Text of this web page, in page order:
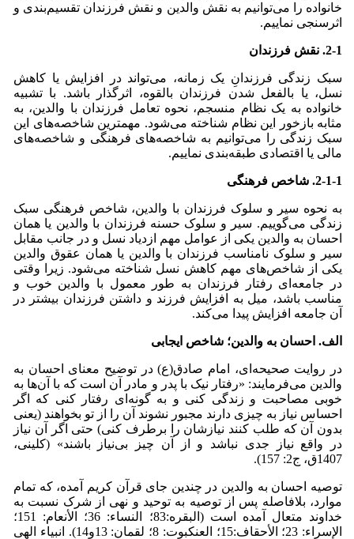
خانواده را می‌توانیم به نقش والدین و نقش فرزندان تقسیم‌بندی و
اثرسنجی نماییم.
2-1. نقش فرزندان
سبک زندگی فرزندانِ یک زمانه، می‌تواند در افزایش یا کاهش
نسل، یا بالفعل شدن فرزندان بالقوه، اثرگذار باشد. با تشبیه
خانواده به یک نظام منسجم، نحوه تعامل فرزندان با والدین، به
مثابه بازخور این نظام شناخته می‌شود. مهمترین شاخصه‌های این
سبک زندگی را می‌توانیم به شاخصه‌های فرهنگی و شاخصه‌های
مالی یا اقتصادی طبقه‌بندی نماییم.
2-1-1. شاخص فرهنگی
به نحوه سیر و سلوک فرزندان با والدین، شاخص فرهنگی سبک
زندگی می‌گوییم. سیر و سلوک حسنه فرزندان با والدین یا همان
احسان به والدین یکی از عوامل مهم ازدیاد نسل و در جانب مقابل
سیر و سلوک نامناسب فرزندان با والدین یا همان عقوق والدین
یکی از شاخص‌های مهم کاهش نسل شناخته می‌شود. زیرا وقتی
در جامعه‌ای رفتار فرزندان به طور معمول با والدین خوب و
مناسب باشد، میل به افزایش فرزند و داشتن فرزندان بیشتر در
آن جامعه افزایش پیدا می‌کند.
الف. احسان به والدین؛ شاخص ایجابی
در روایت صحیحه‌ای، امام صادق(ع) در توضیح معنای احسان به
والدین می‌فرمایند: «رفتار نیک با پدر و مادر آن است که با آن‌ها به
خوبی مصاحبت و زندگی کنی و به گونه‌ای رفتار کنی که اگر
احساس نیاز به چیزی دارند مجبور نشوند آن را از تو بخواهند (یعنی
بدون آن که طلب کنند نیازشان را برطرف کنی) حتی اگر آن نیاز
در واقع نیاز جدی نباشد و از آن چیز بی‌نیاز باشند» (کلینی،
1407ق، ج2: 157).
توصیه احسان به والدین در چندین جای قرآن کریم آمده، که تمام
موارد، بلافاصله پس از توصیه به توحید و نهی از شرک نسبت به
خداوند متعال آمده است (البقره:83؛ النساء: 36؛ الأنعام: 151؛
الإسراء: 23؛ الأحقاف:15؛ العنکبوت: 8؛ لقمان: 13و14). انبیاء‌ الهی